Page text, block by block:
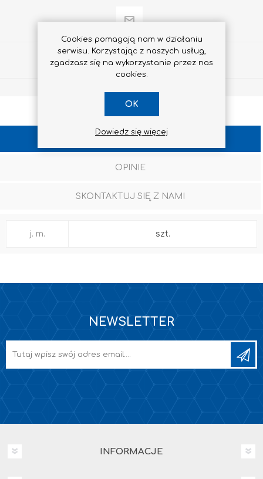
Udostępnij
SPECYFIKACJA
OPINIE
SKONTAKTUJ SIĘ Z NAMI
j. m. szt.
NEWSLETTER
INFORMACJE
Cookies pomagają nam w działaniu
serwisu. Korzystając z naszych usług,
zgadzasz się na wykorzystanie przez nas
cookies.
OK
Dowiedz się więcej